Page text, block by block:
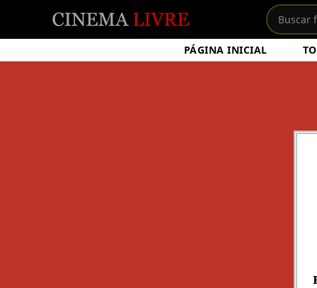
PÁGINA INICIAL